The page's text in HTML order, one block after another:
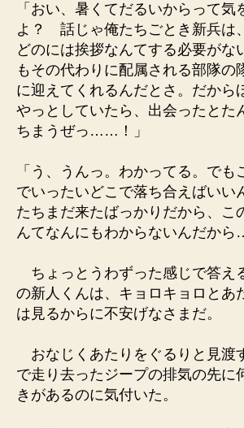
「おい、暑くてだるいからって気
よ？ 話じゃ俺たちごとき新兵は
どのには挨拶なんてする必要が
もその代わりに配属される部隊の
に迎えてくれるんだとさ。だから
やっとしていたら、出会ったとた
ちまうぜっ……！」
「う、うんっ。わかってる。でも
でいったいどこで落ち合えばい
たちまだ来たばっかりだから、こ
んてなんにもわからないんだから
ちょっとうわずった感じで答え
の新人くんは、キョロキョロとあ
は見るからに不安げなさまだ。
おなじくあたりをぐるりと見渡
で走り去ったジープの排気の先に
きがあるのに気付いた。